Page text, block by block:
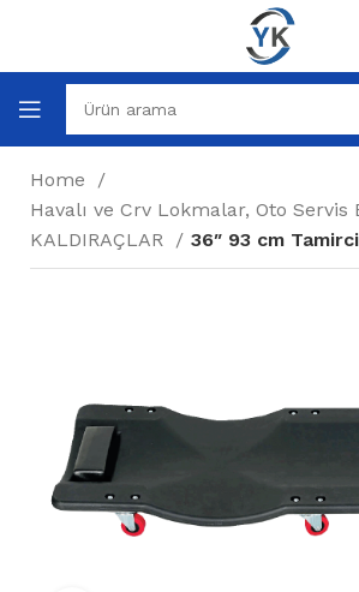
Home
Havalı ve Crv Lokmalar, Oto Servis
KALDIRAÇLAR
36″ 93 cm Tamirci